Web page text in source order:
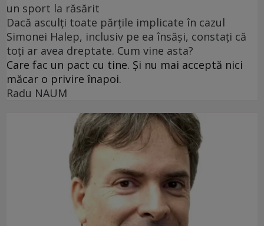
un sport la răsărit
Dacă asculți toate părțile implicate în cazul
Simonei Halep, inclusiv pe ea însăși, constați că
toți ar avea dreptate. Cum vine asta?
Care fac un pact cu tine. Și nu mai acceptă nici
măcar o privire înapoi.
Radu NAUM